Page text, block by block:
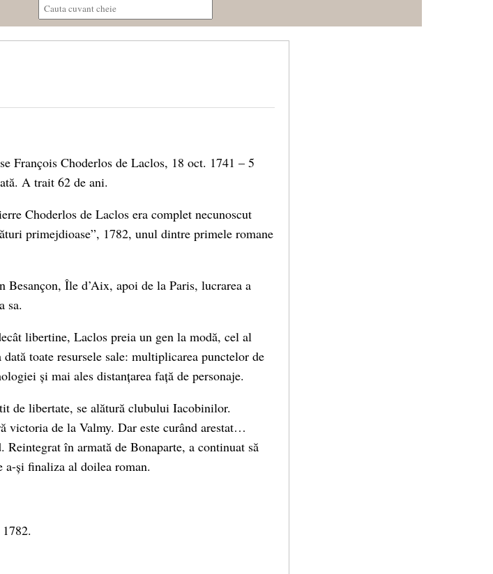
François Choderlos de Laclos, 18 oct. 1741 – 5
A trait 62 de ani.
Choderlos de Laclos era complet necunoscut
primejdioase”, 1782, unul dintre primele romane
Île d’Aix, apoi de la Paris, lucrarea a
sa.
libertine, Laclos preia un gen la modă, cel al
toate resursele sale: multiplicarea punctelor de
și mai ales distanțarea față de personaje.
de libertate, se alătură clubului Iacobinilor.
victoria de la Valmy. Dar este curând arestat…
Reintegrat în armată de Bonaparte, a continuat să
a-și finaliza al doilea roman.